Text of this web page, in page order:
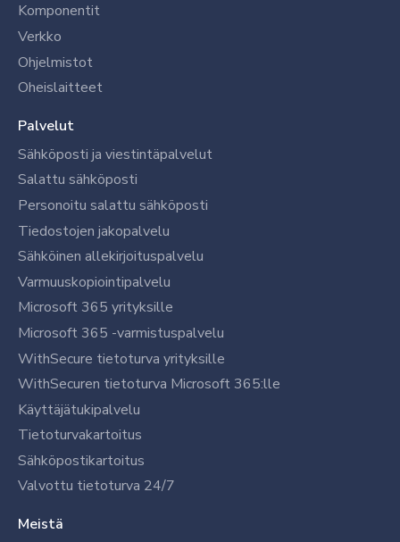
Komponentit
Verkko
Ohjelmistot
Oheislaitteet
Palvelut
Sähköposti ja viestintäpalvelut
Salattu sähköposti
Personoitu salattu sähköposti
Tiedostojen jakopalvelu
Sähköinen allekirjoituspalvelu
Varmuuskopiointipalvelu
Microsoft 365 yrityksille
Microsoft 365 -varmistuspalvelu
WithSecure tietoturva yrityksille
WithSecuren tietoturva Microsoft 365:lle
Käyttäjätukipalvelu
Tietoturvakartoitus
Sähköpostikartoitus
Valvottu tietoturva 24/7
Meistä